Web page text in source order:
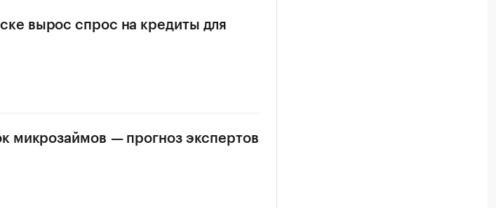
вырос спрос на кредиты для
микрозаймов — прогноз экспертов